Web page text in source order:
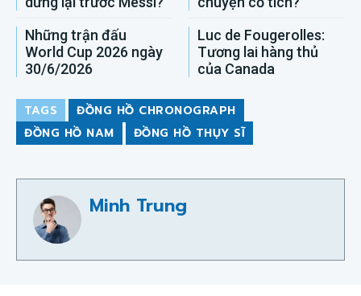
Những trận đấu
World Cup 2026 ngày
30/6/2026
Luc de Fougerolles:
Tương lai hàng thủ
của Canada
TAGS
ĐỒNG HỒ CHRONOGRAPH
ĐỒNG HỒ NAM
ĐỒNG HỒ THỤY SĨ
Minh Trung